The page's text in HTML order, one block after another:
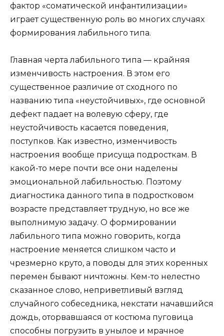
фактор «соматической инфантилизации»
играет существенную роль во многих случаях
формирования лабильного типа.
Главная черта лабильного типа — крайняя
изменчивость настроения. В этом его
существенное различие от сходного по
названию типа «неустойчивых», где основной
дефект падает на волевую сферу, где
неустойчивость касается поведения,
поступков. Как известно, изменчивость
настроения вообще присуща подросткам. В
какой-то мере почти все они наделены
эмоциональной лабильностью. Поэтому
диагностика данного типа в подростковом
возрасте представляет трудную, но все же
выполнимую задачу. О формировании
лабильного типа можно говорить, когда
настроение меняется слишком часто и
чрезмерно круто, а поводы для этих коренных
перемен бывают ничтожны. Кем-то нелестно
сказанное слово, неприветливый взгляд
случайного собеседника, некстати начавшийся
дождь, оторвавшаяся от костюма пуговица
способны погрузить в унылое и мрачное